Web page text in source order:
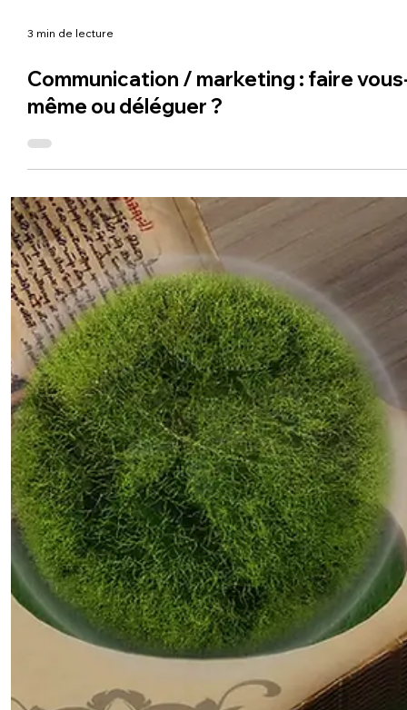
3 min de lecture
Communication / marketing : faire
même ou déléguer ?